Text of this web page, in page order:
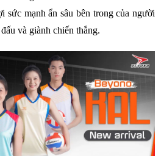
sức mạnh ẩn sâu bên trong của người
và giành chiến thắng.